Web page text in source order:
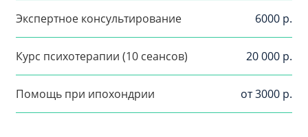
Экспертное консультирование 6000 р.
Курс психотерапии (10 сеансов) 20 000 р.
Помощь при ипохондрии от 3000 р.